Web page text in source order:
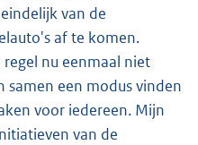
van de
af te komen.
nu eenmaal niet
samen een modus vinden
voor iedereen. Mijn
van de